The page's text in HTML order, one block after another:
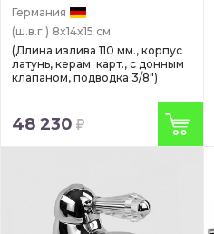
Германия
(ш.в.г.) 8x14x15 см.
(Длина излива 110 мм., корпус
латунь, керам. карт., с донным
клапаном, подводка 3/8")
48 230